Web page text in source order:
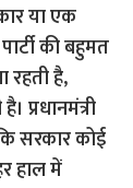
या एक
की बहुमत
रहती है,
प्रधानमंत्री
सरकार कोई
हाल में